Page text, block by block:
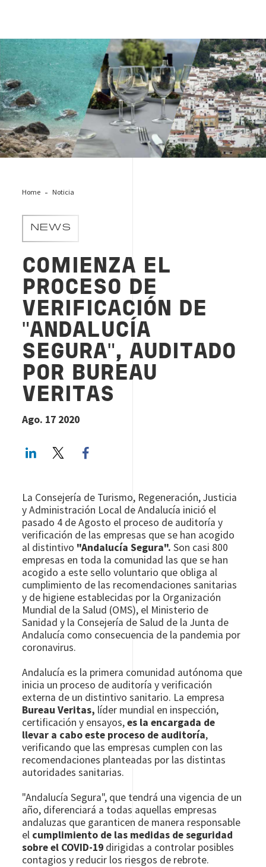
Andalucía segura
Home Noticia
NEWS
COMIENZA EL
PROCESO DE
VERIFICACIÓN DE
"ANDALUCÍA
SEGURA", AUDITADO
POR BUREAU
VERITAS
Ago. 17 2020
LinkedInTwitter
La Consejería de Turismo, Regeneración, Justicia
y Administración Local de Andalucía inició el
pasado 4 de Agosto el proceso de auditoría y
verificación de las empresas que se han acogido
al distintivo "Andalucía Segura".Son casi 800
empresas en toda la comunidad las que se han
acogido a este sello voluntario que obliga al
cumplimiento de las recomendaciones sanitarias
y de higiene establecidas por la Organización
Mundial de la Salud (OMS), el Ministerio de
Sanidad y la Consejería de Salud de la Junta de
Andalucía como consecuencia de la pandemia por
coronavirus.
Andalucía es la primera comunidad autónoma que
inicia un proceso de auditoría y verificación
externa de un distintivo sanitario. La empresa
Bureau Veritas, líder mundial en inspección,
certificación y ensayos,es la encargada de
llevar a cabo este proceso de auditoría,
verificando que las empresas cumplen con las
recomendaciones planteadas por las distintas
autoridades sanitarias.
"Andalucía Segura", que tendrá una vigencia de un
año, diferenciará a todas aquellas empresas
andaluzas que garanticen de manera responsable
el cumplimiento de las medidas de seguridad
sobre el COVID-19 dirigidas a controlar posibles
contagios y reducir los riesgos de rebrote.